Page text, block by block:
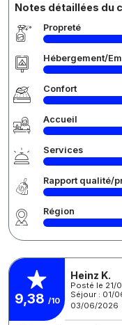
Notes détaillées du
Propreté
Hébergement/
Confort
Accueil
Services
Rapport qualité/
Région
9,38 /10
Heinz K.
Posté le 21/
Séjour : 01/
03/06/2026